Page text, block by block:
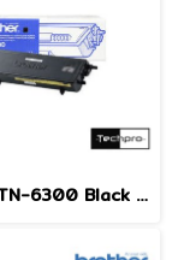
Brother TN-6300 Black ตลับหมึกโทนเนอร์ สีดำ